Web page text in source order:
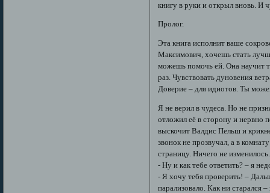
книгу в руки и открыл вновь. И
Пролог.
Эта книга исполнит ваше
Максимович, хочешь стать
можешь помочь ей. Она научит
раз. Чувствовать дуновения
Доверие – для идиотов. Ты
Я не верил в чудеса. Но не
отложил её в сторону и нервно
выскочит Валдис Пельш и
звонок не прозвучал, а в
страницу. Ничего не изменилось.
- Ну и как тебе ответить? – я
- Я хочу тебя проверить! –
парализовало. Как ни старался